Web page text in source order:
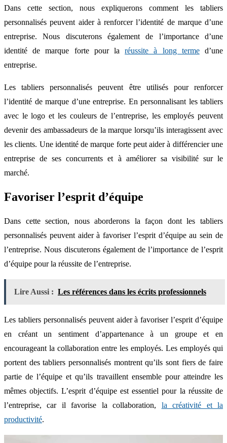
Dans cette section, nous expliquerons comment les tabliers
personnalisés peuvent aider à renforcer l’identité de marque d’une
entreprise. Nous discuterons également de l’importance d’une
identité de marque forte pour laréussite à long termed’une
entreprise.
Les tabliers personnalisés peuvent être utilisés pour renforcer
l’identité de marque d’une entreprise. En personnalisant les tabliers
avec le logo et les couleurs de l’entreprise, les employés peuvent
devenir des ambassadeurs de la marque lorsqu’ils interagissent avec
les clients. Une identité de marque forte peut aider à différencier une
entreprise de ses concurrents et à améliorer sa visibilité sur le
marché.
Favoriser l’esprit d’équipe
Dans cette section, nous aborderons la façon dont les tabliers
personnalisés peuvent aider à favoriser l’esprit d’équipe au sein de
l’entreprise. Nous discuterons également de l’importance de l’esprit
d’équipe pour la réussite de l’entreprise.
Lire Aussi : Les références dans les écrits professionnels
Les tabliers personnalisés peuvent aider à favoriser l’esprit d’équipe
en créant un sentiment d’appartenance à un groupe et en
encourageant la collaboration entre les employés. Les employés qui
portent des tabliers personnalisés montrent qu’ils sont fiers de faire
partie de l’équipe et qu’ils travaillent ensemble pour atteindre les
mêmes objectifs. L’esprit d’équipe est essentiel pour la réussite de
l’entreprise, car il favorise la collaboration, la créativité et la
productivité.